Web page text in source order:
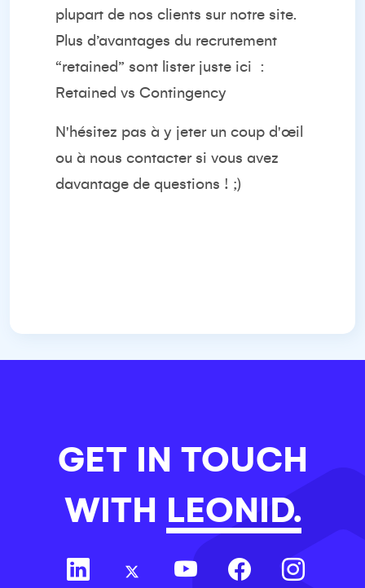
plupart de nos clients sur notre site.
Plus d’avantages du recrutement
“retained” sont lister juste ici :
Retained vs Contingency
N'hésitez pas à y jeter un coup d'œil
ou à nous contacter si vous avez
davantage de questions ! ;)
GET IN TOUCH
WITH LEONID.